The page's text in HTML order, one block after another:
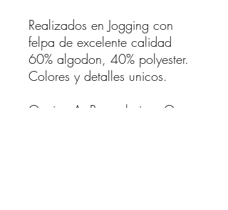
Realizados en Jogging con
felpa de excelente calidad
60% algodon, 40% polyester.
Colores y detalles unicos.
Opcion A: Rayas beige One